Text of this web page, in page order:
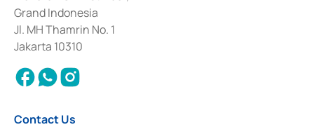
Deposit Transactions in the Money Market whose license was issued in
2017 and other business licenses from Bank Indonesia as a Supporting
Institution for the Issuance, Transaction, and Administration and
Settlement of Commercial Paper Transactions whose license was issued in
2018.
Grand Indonesia
Jl. MH Thamrin No. 1
Jakarta 10310
Contact Us